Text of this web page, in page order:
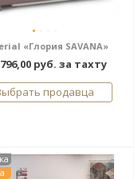
«Глория SAVANA»
руб. за тахту
продавца